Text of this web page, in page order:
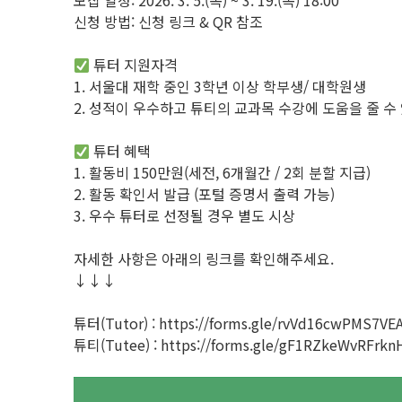
신청 방법: 신청 링크 & QR 참조
튜터 지원자격
1. 서울대 재학 중인 3학년 이상 학부생/ 대학원생
2. 성적이 우수하고 튜티의 교과목 수강에 도움을 줄 수
튜터 혜택
1. 활동비 150만원(세전, 6개월간 / 2회 분할 지급)
2. 활동 확인서 발급 (포털 증명서 출력 가능)
3. 우수 튜터로 선정될 경우 별도 시상
자세한 사항은 아래의 링크를 확인해주세요.
↓↓↓
튜터(Tutor) : https://forms.gle/
튜티(Tutee) : https://forms.gle/